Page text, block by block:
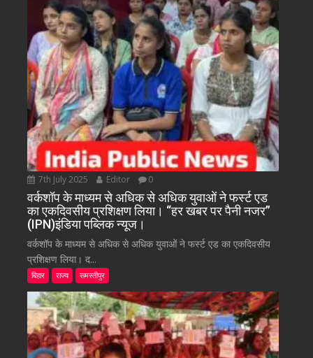
7th July 2025 Editor 0
वर्कशॉप के माध्यम से अधिक से अधिक युवाओं ने फर्स्ट एड
का एकदिवसीय प्रशिक्षण लिया। “हर खबर पर पैनी नजर”
(IPN)इंडिया पब्लिक न्यूज।
वर्कशॉप के माध्यम से अधिक से अधिक युवाओं ने फर्स्ट एड का एकदिवसीय
प्रशिक्षण लिया। द...
बिहार राज्य समस्तीपुर